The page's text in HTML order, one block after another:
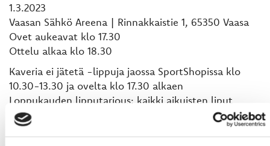
1.3.2023
Vaasan Sähkö Areena | Rinnakkaistie 1, 65350 Vaasa
Ovet aukeavat klo 17.30
Ottelu alkaa klo 18.30
Kaveria ei jätetä -lippuja jaossa SportShopissa klo
10.30-13.30 ja ovelta klo 17.30 alkaen
Loppukauden lipputarjous: kaikki aikuisten liput
seisomaan 10 € ja istumaan 20 €*. Lapset -50 %.
Otteluliput tästä!